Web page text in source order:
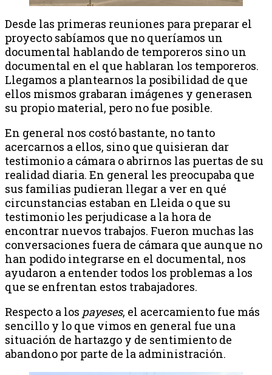
Desde las primeras reuniones para preparar el
proyecto sabíamos que no queríamos un
documental hablando de temporeros sino un
documental en el que hablaran los temporeros.
Llegamos a plantearnos la posibilidad de que
ellos mismos grabaran imágenes y generasen
su propio material, pero no fue posible.
En general nos costó bastante, no tanto
acercarnos a ellos, sino que quisieran dar
testimonio a cámara o abrirnos las puertas de su
realidad diaria. En general les preocupaba que
sus familias pudieran llegar a ver en qué
circunstancias estaban en Lleida o que su
testimonio les perjudicase a la hora de
encontrar nuevos trabajos. Fueron muchas las
conversaciones fuera de cámara que aunque no
han podido integrarse en el documental, nos
ayudaron a entender todos los problemas a los
que se enfrentan estos trabajadores.
Respecto a los payeses, el acercamiento fue más
sencillo y lo que vimos en general fue una
situación de hartazgo y de sentimiento de
abandono por parte de la administración.